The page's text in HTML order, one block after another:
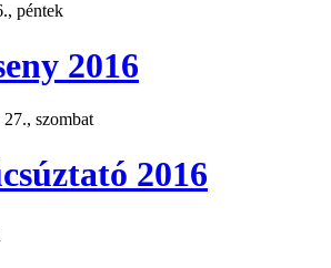
péntek
2016
27., szombat
2016